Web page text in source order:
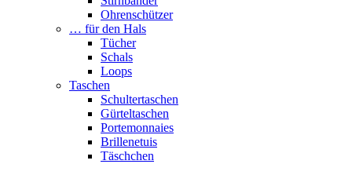
Ohrenschützer
… für den Hals
Tücher
Schals
Loops
Taschen
Schultertaschen
Gürteltaschen
Portemonnaies
Brillenetuis
Täschchen